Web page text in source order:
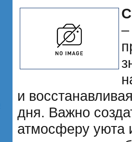
–
и
дня. Важно
атмосферу уюта